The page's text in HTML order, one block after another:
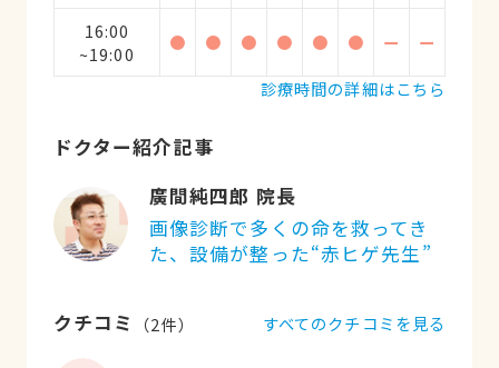
16:00
~19:00
● ● ● ● ● ● ー
ー
診療時間の詳細はこちら
ドクター紹介記事
廣間純四郎 院長
画像診断で多くの命を救ってき
た、設備が整った“赤ヒゲ先生”
クチコミ （2件） すべてのクチコミを見る